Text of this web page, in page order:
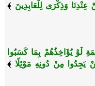
عِنْدِنَا وَذِكْرَى لِلْعَابِدِينَ ﴾
لَوْ يُؤَاخِذُهُمْ بِمَا كَسَبُوا
يَجِدُوا مِنْ دُونِهِ مَوْئِلًا﴾